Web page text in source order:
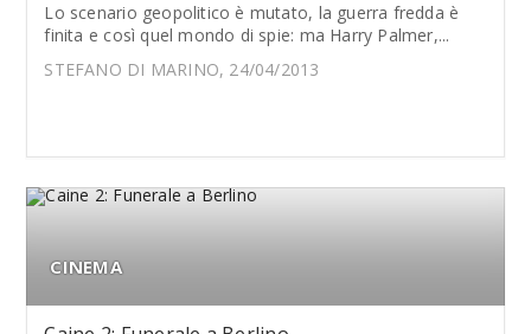
Lo scenario geopolitico è mutato, la guerra fredda è
finita e così quel mondo di spie: ma Harry Palmer,...
STEFANO DI MARINO, 24/04/2013
CINEMA